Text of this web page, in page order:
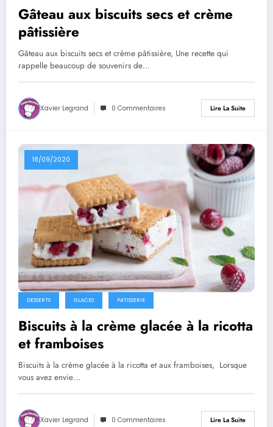
Gâteau aux biscuits secs et crème
pâtissière
Gâteau aux biscuits secs et crème pâtissière, Une recette qui
rappelle beaucoup de souvenirs de…
Xavier Legrand 0 Commentaires Lire La Suite
18/09/2020
DESSERTS GLACES PATISSERIE
Biscuits à la crème glacée à la ricotta
et framboises
Biscuits à la crème glacée à la ricotta et aux framboises, Lorsque
vous avez envie…
Xavier Legrand 0 Commentaires Lire La Suite